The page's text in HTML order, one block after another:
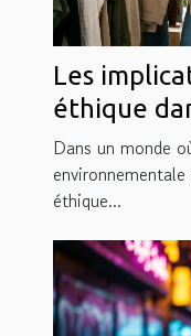
Les
éthique
Dans un monde
éthique...